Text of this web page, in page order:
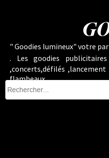
" Goodies lumineux" votre
. Les goodies
,concerts,défilés
flambeaux ...